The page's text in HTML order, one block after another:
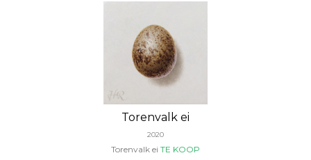
Torenvalk ei
2020
Torenvalk ei TE KOOP